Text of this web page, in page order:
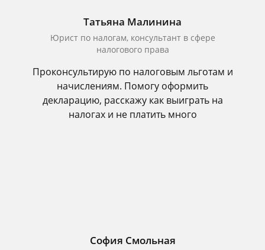
Татьяна Малинина
Юрист по налогам, консультант в сфере
налогового права
Проконсультирую по налоговым льготам и
начислениям. Помогу оформить
декларацию, расскажу как выиграть на
налогах и не платить много
София Смольная